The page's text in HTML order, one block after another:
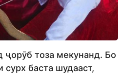
ҷорӯб тоза мекунанд. Бо
сурх баста шудааст,